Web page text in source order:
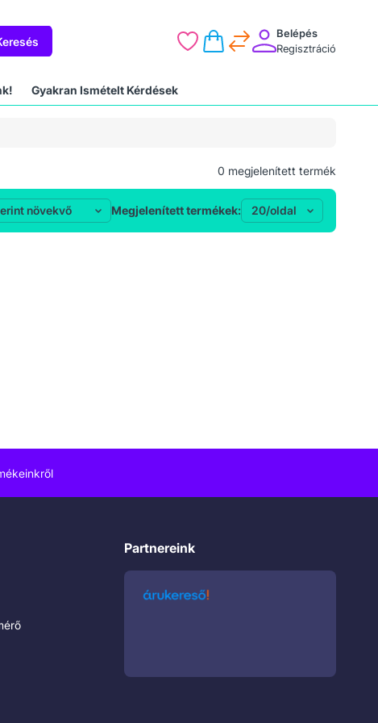
Belépés
Regisztráció
Gyakran Ismételt Kérdések
0 megjelenített termék
Megjelenített termékek:
Partnereink